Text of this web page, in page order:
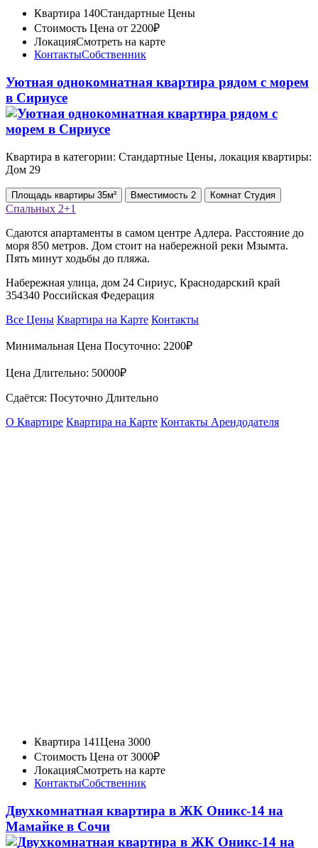
Квартира 140Стандартные Цены
Стоимость Цена от 2200₽
ЛокацияСмотреть на карте
КонтактыСобственник
Уютная однокомнатная квартира рядом с морем
в Сириусе
Квартира в категории: Стандартные Цены, локация квартиры:
Дом 29
Площадь квартиры 35м² Вместимость 2 Комнат Студия
Спальных 2+1
Сдаются апартаменты в самом центре Адлера. Расстояние до
моря 850 метров. Дом стоит на набережной реки Мзымта.
Пять минут ходьбы до пляжа.
Набережная улица, дом 24 Сириус, Краснодарский край
354340 Российская Федерация
Все Цены Квартира на Карте Контакты
Минимальная Цена Посуточно: 2200₽
Цена Длительно: 50000₽
Сдаётся: Посуточно Длительно
О Квартире Квартира на Карте Контакты Арендодателя
Квартира 141Цена 3000
Стоимость Цена от 3000₽
ЛокацияСмотреть на карте
КонтактыСобственник
Двухкомнатная квартира в ЖК Оникс-14 на
Мамайке в Сочи